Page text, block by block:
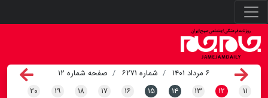
۶ مرداد ۱۴۰۱ شماره ۶۲۷۱
صفحه شماره ۱۲
۱۱ ۱۲ ۱۳ ۱۴ ۱۵ ۱۶ ۱۷ ۱۸ ۱۹ ۲۰